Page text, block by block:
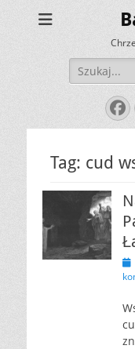
Szukaj:
Tag: cud